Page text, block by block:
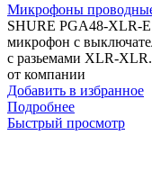
Микрофоны
SHURE PGA48-XLR-
микрофон c
с разьемами XLR-
от компании
Добавить в избранное
Подробнее
Быстрый просмотр